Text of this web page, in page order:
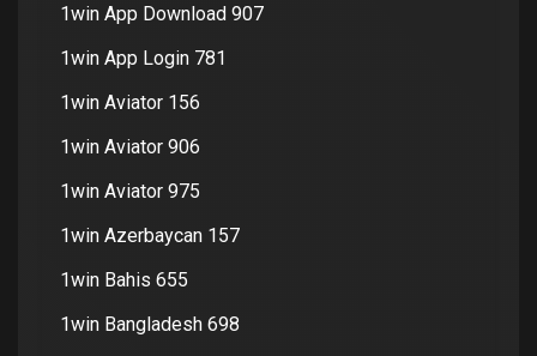
1win App Download 907
1win App Login 781
1win Aviator 156
1win Aviator 906
1win Aviator 975
1win Azerbaycan 157
1win Bahis 655
1win Bangladesh 698